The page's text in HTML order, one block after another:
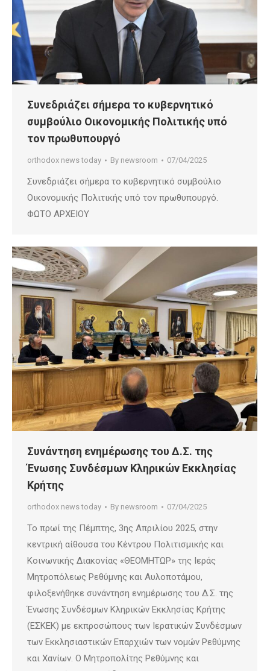
Συνεδριάζει σήμερα το κυβερνητικό
συμβούλιο Οικονομικής Πολιτικής υπό
τον πρωθυπουργό
orthodox news today By newsroom 07/04/2025
Συνεδριάζει σήμερα το κυβερνητικό συμβούλιο
Οικονομικής Πολιτικής υπό τον πρωθυπουργό.
ΦΩΤΟ ΑΡΧΕΙΟΥ
Συνάντηση ενημέρωσης του Δ.Σ. της
Ένωσης Συνδέσμων Κληρικών Εκκλησίας
Κρήτης
orthodox news today By newsroom 07/04/2025
Το πρωί της Πέμπτης, 3ης Απριλίου 2025, στην
κεντρική αίθουσα του Κέντρου Πολιτισμικής και
Κοινωνικής Διακονίας «ΘΕΟΜΗΤΩΡ» της Ιεράς
Μητροπόλεως Ρεθύμνης και Αυλοποτάμου,
φιλοξενήθηκε συνάντηση ενημέρωσης του Δ.Σ. της
Ένωσης Συνδέσμων Κληρικών Εκκλησίας Κρήτης
(ΕΣΚΕΚ) με εκπροσώπους των Ιερατικών Συνδέσμων
των Εκκλησιαστικών Επαρχιών των νομών Ρεθύμνης
και Χανίων. Ο Μητροπολίτης Ρεθύμνης και